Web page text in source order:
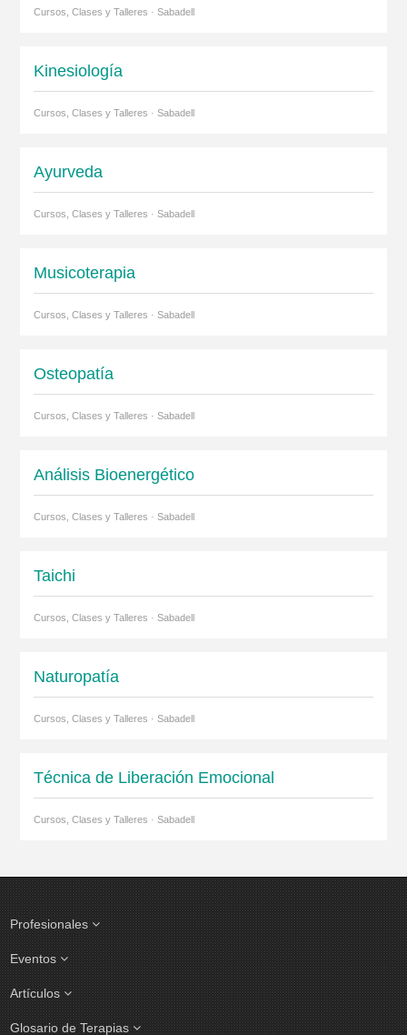
Cursos, Clases y Talleres · Sabadell
Kinesiología
Cursos, Clases y Talleres · Sabadell
Ayurveda
Cursos, Clases y Talleres · Sabadell
Musicoterapia
Cursos, Clases y Talleres · Sabadell
Osteopatía
Cursos, Clases y Talleres · Sabadell
Análisis Bioenergético
Cursos, Clases y Talleres · Sabadell
Taichi
Cursos, Clases y Talleres · Sabadell
Naturopatía
Cursos, Clases y Talleres · Sabadell
Técnica de Liberación Emocional
Cursos, Clases y Talleres · Sabadell
Profesionales
Eventos
Artículos
Glosario de Terapias